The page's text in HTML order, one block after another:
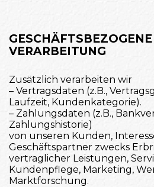
GESCHÄFTSBEZOGENE
VERARBEITUNG
Zusätzlich verarbeiten wir
– Vertragsdaten (z.B.,
Laufzeit, Kundenkategorie).
– Zahlungsdaten (z.B.,
Zahlungshistorie)
von unseren Kunden,
Geschäftspartner zwecks
vertraglicher Leistungen,
Kundenpflege, Marketing,
Marktforschung.